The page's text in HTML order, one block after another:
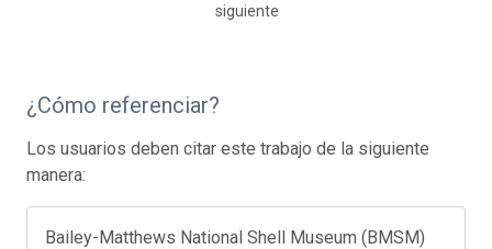
siguiente
¿Cómo referenciar?
Los usuarios deben citar este trabajo de la siguiente
manera:
Bailey-Matthews National Shell Museum (BMSM)